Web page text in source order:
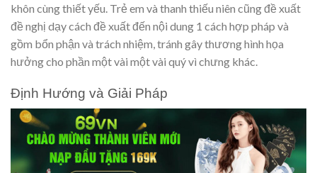
khôn cùng thiết yếu. Trẻ em và thanh thiếu niên cũng đề xuất
đề nghị dạy cách đề xuất đến nội dung 1 cách hợp pháp và
gồm bổn phận và trách nhiệm, tránh gây thương hình họa
hưởng cho phần một vài một vài quý vì chưng khác.
Định Hướng và Giải Pháp